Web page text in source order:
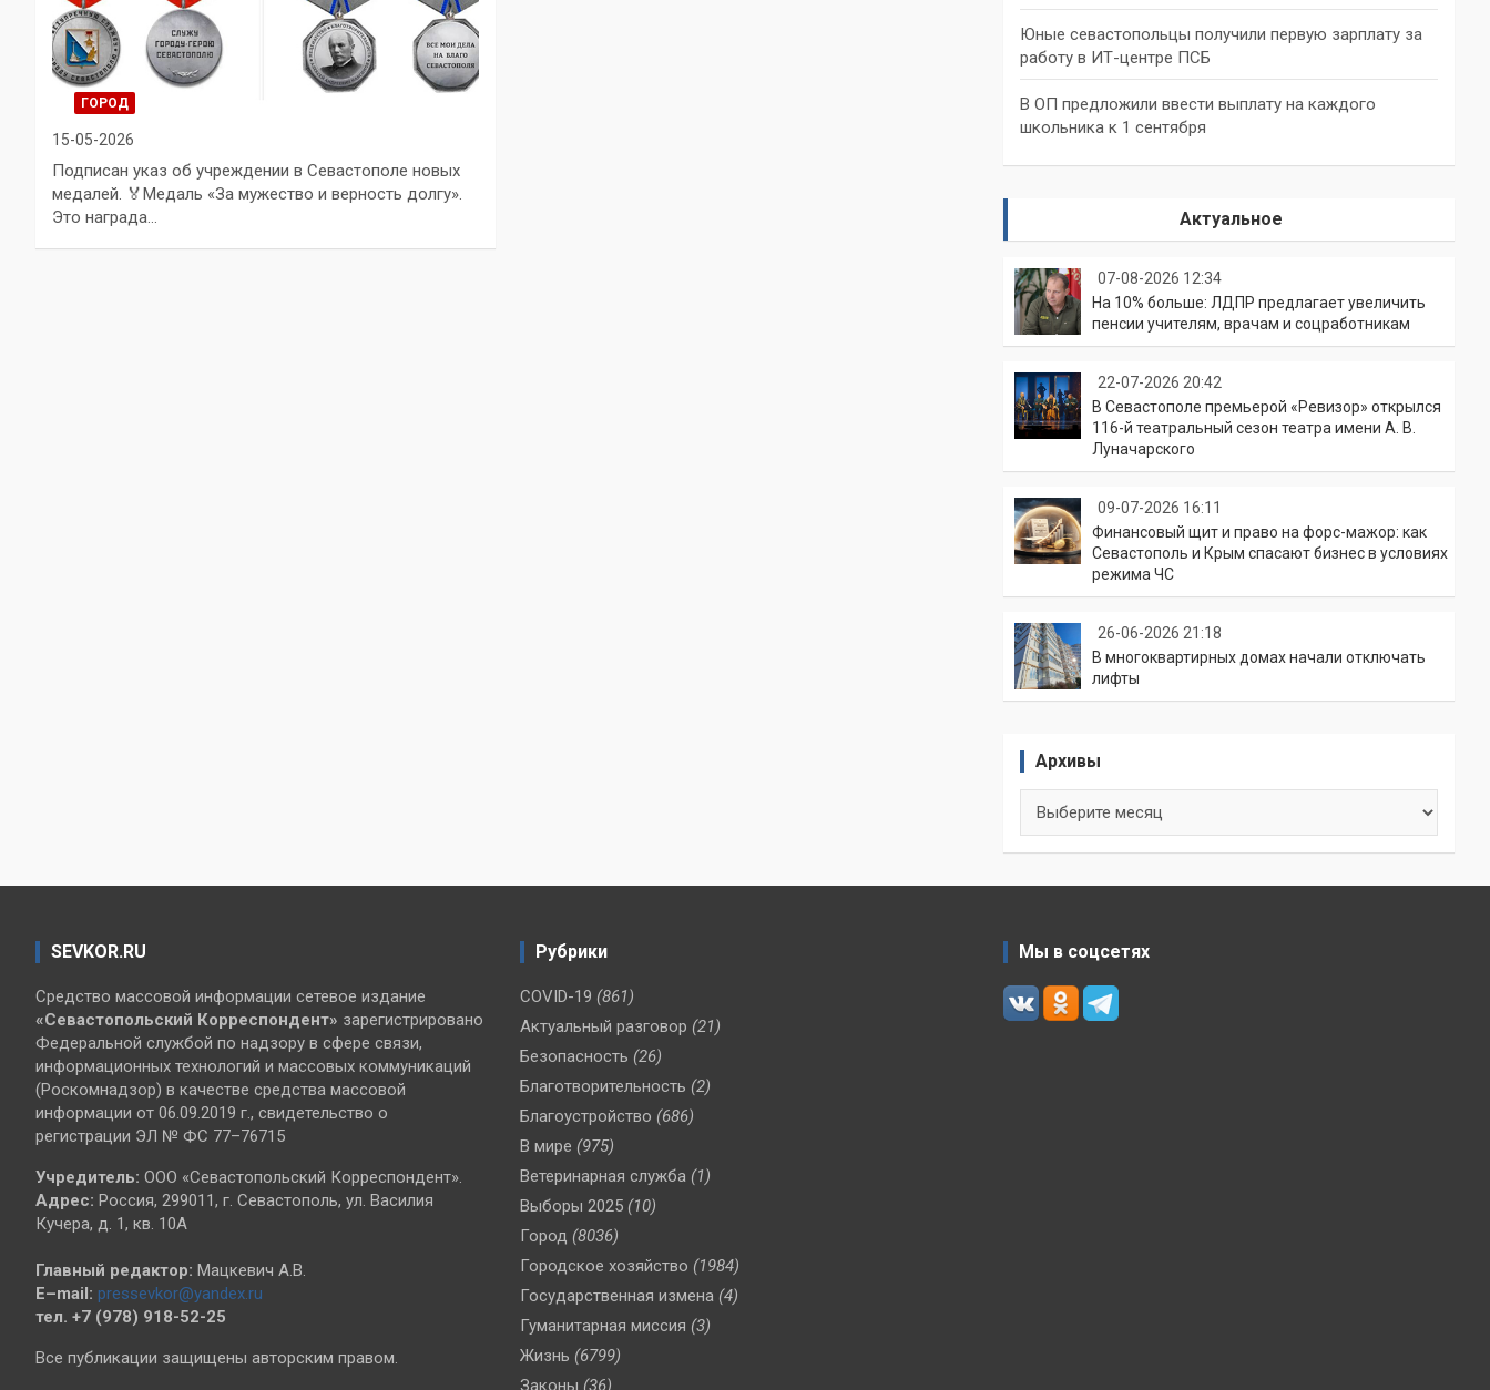
ГОРОД
15-05-2026
Подписан указ об учреждении в Севастополе новых
медалей. 🏅Медаль «За мужество и верность долгу».
Это награда…
Юные севастопольцы получили первую зарплату за
работу в ИТ-центре ПСБ
В ОП предложили ввести выплату на каждого
школьника к 1 сентября
Актуальное
07-08-2026 12:34
На 10% больше: ЛДПР предлагает увеличить
пенсии учителям, врачам и соцработникам
22-07-2026 20:42
В Севастополе премьерой «Ревизор» открылся
116-й театральный сезон театра имени А. В.
Луначарского
09-07-2026 16:11
Финансовый щит и право на форс-мажор: как
Севастополь и Крым спасают бизнес в условиях
режима ЧС
26-06-2026 21:18
В многоквартирных домах начали отключать
лифты
Архивы
SEVKOR.RU
Средство массовой информации сетевое издание
«Севастопольский Корреспондент» зарегистрировано
Федеральной службой по надзору в сфере связи,
информационных технологий и массовых коммуникаций
(Роскомнадзор) в качестве средства массовой
информации от 06.09.2019 г., свидетельство о
регистрации ЭЛ № ФС 77–76715
Учредитель: ООО «Севастопольский Корреспондент».
Адрес: Россия, 299011, г. Севастополь, ул. Василия
Кучера, д. 1, кв. 10А
Главный редактор: Мацкевич А.В.
E–mail: pressevkor@yandex.ru
тел. +7 (978) 918-52-25
Все публикации защищены авторским правом.
Рубрики
COVID-19 (861)
Актуальный разговор (21)
Безопасность (26)
Благотворительность (2)
Благоустройство (686)
В мире (975)
Ветеринарная служба (1)
Выборы 2025 (10)
Город (8036)
Городское хозяйство (1984)
Государственная измена (4)
Гуманитарная миссия (3)
Жизнь (6799)
Законы (36)
Мы в соцсетях